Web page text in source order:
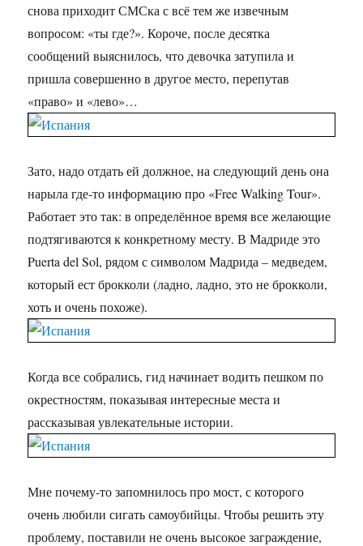
снова приходит СМСка с всё тем же извечным
вопросом: «ты где?». Короче, после десятка
сообщений выяснилось, что девочка затупила и
пришла совершенно в другое место, перепутав
«право» и «лево»…
Зато, надо отдать ей должное, на следующий день она
нарыла где-то информацию про «Free Walking Tour».
Работает это так: в определённое время все желающие
подтягиваются к конкретному месту. В Мадриде это
Puerta del Sol, рядом с символом Мадрида – медведем,
который ест брокколи (ладно, ладно, это не брокколи,
хоть и очень похоже).
Когда все собрались, гид начинает водить пешком по
окрестностям, показывая интересные места и
рассказывая увлекательные истории.
Мне почему-то запомнилось про мост, с которого
очень любили сигать самоубийцы. Чтобы решить эту
проблему, поставили не очень высокое заграждение,